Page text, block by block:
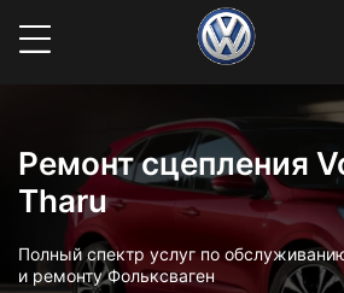
Ремонт сцепления
Tharu
Полный спектр услуг по
и ремонту Фольксваген